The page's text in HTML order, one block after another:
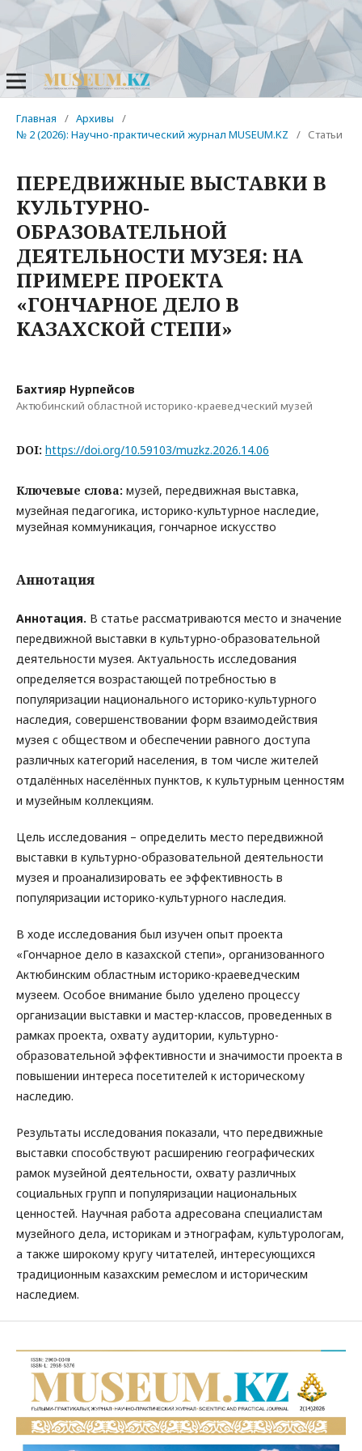
Главная / Архивы
/
№ 2 (2026): Научно-практический журнал MUSEUM.KZ
/ Статьи
ПЕРЕДВИЖНЫЕ ВЫСТАВКИ В
КУЛЬТУРНО-
ОБРАЗОВАТЕЛЬНОЙ
ДЕЯТЕЛЬНОСТИ МУЗЕЯ: НА
ПРИМЕРЕ ПРОЕКТА
«ГОНЧАРНОЕ ДЕЛО В
КАЗАХСКОЙ СТЕПИ»
Бахтияр Нурпейсов
Актюбинский областной историко-краеведческий музей
DOI: https://doi.org/10.59103/muzkz.2026.14.06
Ключевые слова: музей, передвижная выставка,
музейная педагогика, историко-культурное наследие,
музейная коммуникация, гончарное искусство
Аннотация
Аннотация. В статье рассматриваются место и значение
передвижной выставки в культурно-образовательной
деятельности музея. Актуальность исследования
определяется возрастающей потребностью в
популяризации национального историко-культурного
наследия, совершенствовании форм взаимодействия
музея с обществом и обеспечении равного доступа
различных категорий населения, в том числе жителей
отдалённых населённых пунктов, к культурным ценностям
и музейным коллекциям.
Цель исследования – определить место передвижной
выставки в культурно-образовательной деятельности
музея и проанализировать ее эффективность в
популяризации историко-культурного наследия.
В ходе исследования был изучен опыт проекта
«Гончарное дело в казахской степи», организованного
Актюбинским областным историко-краеведческим
музеем. Особое внимание было уделено процессу
организации выставки и мастер-классов, проведенных в
рамках проекта, охвату аудитории, культурно-
образовательной эффективности и значимости проекта в
повышении интереса посетителей к историческому
наследию.
Результаты исследования показали, что передвижные
выставки способствуют расширению географических
рамок музейной деятельности, охвату различных
социальных групп и популяризации национальных
ценностей. Научная работа адресована специалистам
музейного дела, историкам и этнографам, культурологам,
а также широкому кругу читателей, интересующихся
традиционным казахским ремеслом и историческим
наследием.